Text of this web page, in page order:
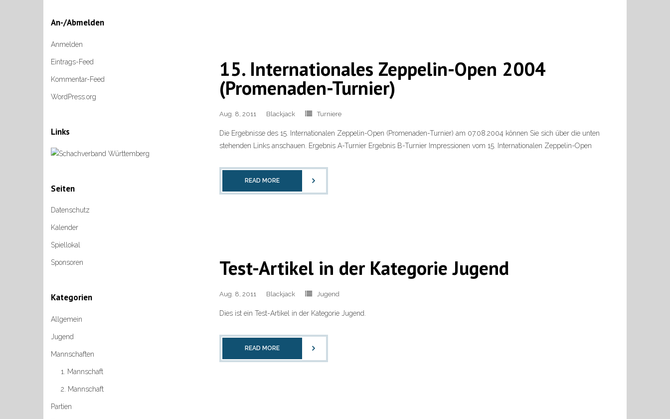
15. Internationales Zeppelin-Open 2004
(Promenaden-Turnier)
Aug. 8, 2011 Blackjack Turniere
Die Ergebnisse des 15. Internationalen Zeppelin-Open (Promenaden-Turnier) am 07.08.2004 können Sie sich über die unten
stehenden Links anschauen. Ergebnis A-Turnier Ergebnis B-Turnier Impressionen vom 15. Internationalen Zeppelin-Open
READ MORE
Test-Artikel in der Kategorie Jugend
Aug. 8, 2011 Blackjack Jugend
Dies ist ein Test-Artikel in der Kategorie Jugend.
READ MORE
An-/Abmelden
Anmelden
Eintrags-Feed
Kommentar-Feed
WordPress.org
Links
Seiten
Datenschutz
Kalender
Spiellokal
Sponsoren
Kategorien
Allgemein
Jugend
Mannschaften
1. Mannschaft
2. Mannschaft
Partien